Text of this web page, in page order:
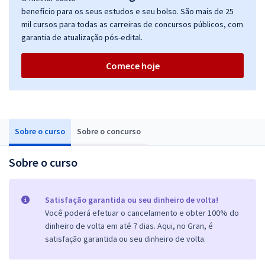
Sobre o curso Sobre o concurso
Sobre o curso
Satisfação garantida ou seu dinheiro de volta!
Você poderá efetuar o cancelamento e obter 100% do
dinheiro de volta em até 7 dias. Aqui, no Gran, é
satisfação garantida ou seu dinheiro de volta.
benefício para os seus estudos e seu bolso. São mais de 25
mil cursos para todas as carreiras de concursos públicos, com
garantia de atualização pós-edital.
Comece hoje